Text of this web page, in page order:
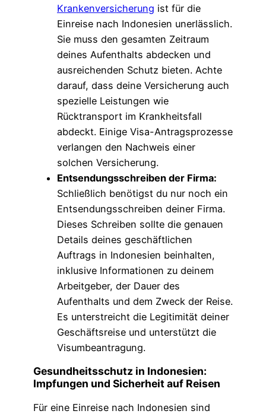
Krankenversicherung ist für die
Einreise nach Indonesien unerlässlich.
Sie muss den gesamten Zeitraum
deines Aufenthalts abdecken und
ausreichenden Schutz bieten. Achte
darauf, dass deine Versicherung auch
spezielle Leistungen wie
Rücktransport im Krankheitsfall
abdeckt. Einige Visa-Antragsprozesse
verlangen den Nachweis einer
solchen Versicherung.
Entsendungsschreiben der Firma:
Schließlich benötigst du nur noch ein
Entsendungsschreiben deiner Firma.
Dieses Schreiben sollte die genauen
Details deines geschäftlichen
Auftrags in Indonesien beinhalten,
inklusive Informationen zu deinem
Arbeitgeber, der Dauer des
Aufenthalts und dem Zweck der Reise.
Es unterstreicht die Legitimität deiner
Geschäftsreise und unterstützt die
Visumbeantragung.
Gesundheitsschutz in Indonesien:
Impfungen und Sicherheit auf Reisen
Für eine Einreise nach Indonesien sind